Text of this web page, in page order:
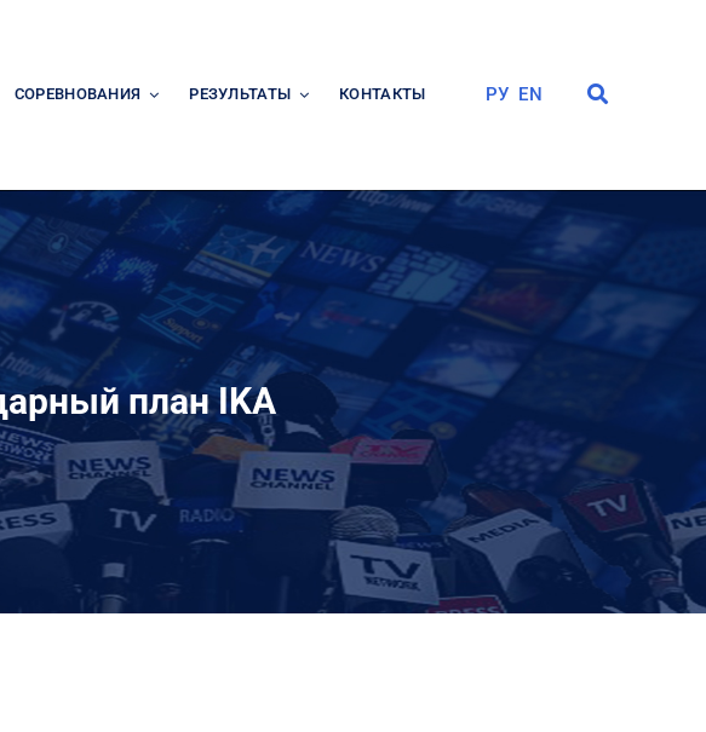
СОРЕВНОВАНИЯ РЕЗУЛЬТАТЫ КОНТАКТЫ РУ EN
план IKA